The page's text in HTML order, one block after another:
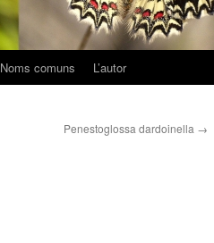
Noms comuns L’autor
Penestoglossa dardoinella →